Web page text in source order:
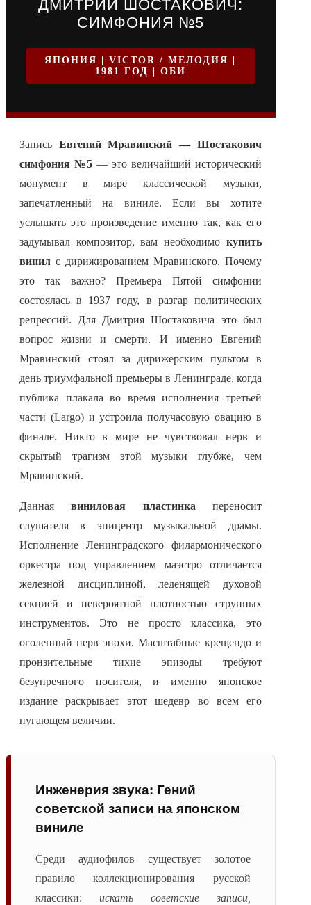
СИМФОНИЯ №5
ЯПОНИЯ | VICTOR / МЕЛОДИЯ |
1981 ГОД | ОБИ
Запись Евгений Мравинский — Шостакович
симфония №5— это величайший исторический
монумент в мире классической музыки,
запечатленный на виниле. Если вы хотите
услышать это произведение именно так, как его
задумывал композитор, вам необходимо купить
винил с дирижированием Мравинского. Почему
это так важно? Премьера Пятой симфонии
состоялась в 1937 году, в разгар политических
репрессий. Для Дмитрия Шостаковича это был
вопрос жизни и смерти. И именно Евгений
Мравинский стоял за дирижерским пультом в
день триумфальной премьеры в Ленинграде, когда
публика плакала во время исполнения третьей
части (Largo) и устроила получасовую овацию в
финале. Никто в мире не чувствовал нерв и
скрытый трагизм этой музыки глубже, чем
Мравинский.
Даннаявиниловая пластинка переносит
слушателя в эпицентр музыкальной драмы.
Исполнение Ленинградского филармонического
оркестра под управлением маэстро отличается
железной дисциплиной, леденящей духовой
секцией и невероятной плотностью струнных
инструментов. Это не просто классика, это
оголенный нерв эпохи. Масштабные крещендо и
пронзительные тихие эпизоды требуют
безупречного носителя, и именно японское
издание раскрывает этот шедевр во всем его
пугающем величии.
Инженерия звука: Гений
советской записи на японском
виниле
Среди аудиофилов существует золотое
правило коллекционирования русской
классики: искать советские записи,